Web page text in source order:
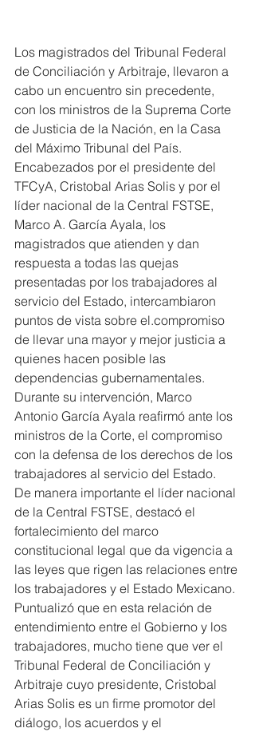
Los magistrados del Tribunal Federal
de Conciliación y Arbitraje, llevaron a
cabo un encuentro sin precedente,
con los ministros de la Suprema Corte
de Justicia de la Nación, en la Casa
del Máximo Tribunal del País.
Encabezados por el presidente del
TFCyA, Cristobal Arias Solis y por el
líder nacional de la Central FSTSE,
Marco A. García Ayala, los
magistrados que atienden y dan
respuesta a todas las quejas
presentadas por los trabajadores al
servicio del Estado, intercambiaron
puntos de vista sobre el.compromiso
de llevar una mayor y mejor justicia a
quienes hacen posible las
dependencias gubernamentales.
Durante su intervención, Marco
Antonio García Ayala reafirmó ante los
ministros de la Corte, el compromiso
con la defensa de los derechos de los
trabajadores al servicio del Estado.
De manera importante el líder nacional
de la Central FSTSE, destacó el
fortalecimiento del marco
constitucional legal que da vigencia a
las leyes que rigen las relaciones entre
los trabajadores y el Estado Mexicano.
Puntualizó que en esta relación de
entendimiento entre el Gobierno y los
trabajadores, mucho tiene que ver el
Tribunal Federal de Conciliación y
Arbitraje cuyo presidente, Cristobal
Arias Solis es un firme promotor del
diálogo, los acuerdos y el